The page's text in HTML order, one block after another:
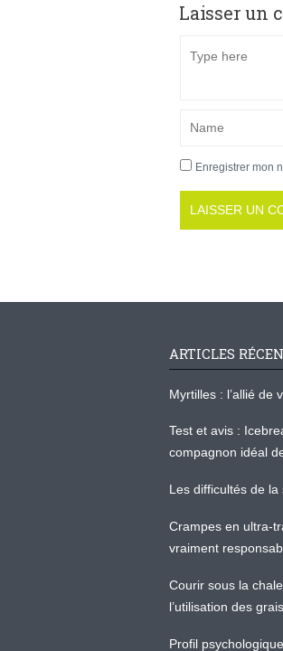
Laisser un
Enregistrer mon
ARTICLES
Myrtilles : l’allié de
Test et avis :
compagnon idéal
Les difficultés de la
Crampes en ultra-
vraiment
Courir sous la
l’utilisation des
Profil